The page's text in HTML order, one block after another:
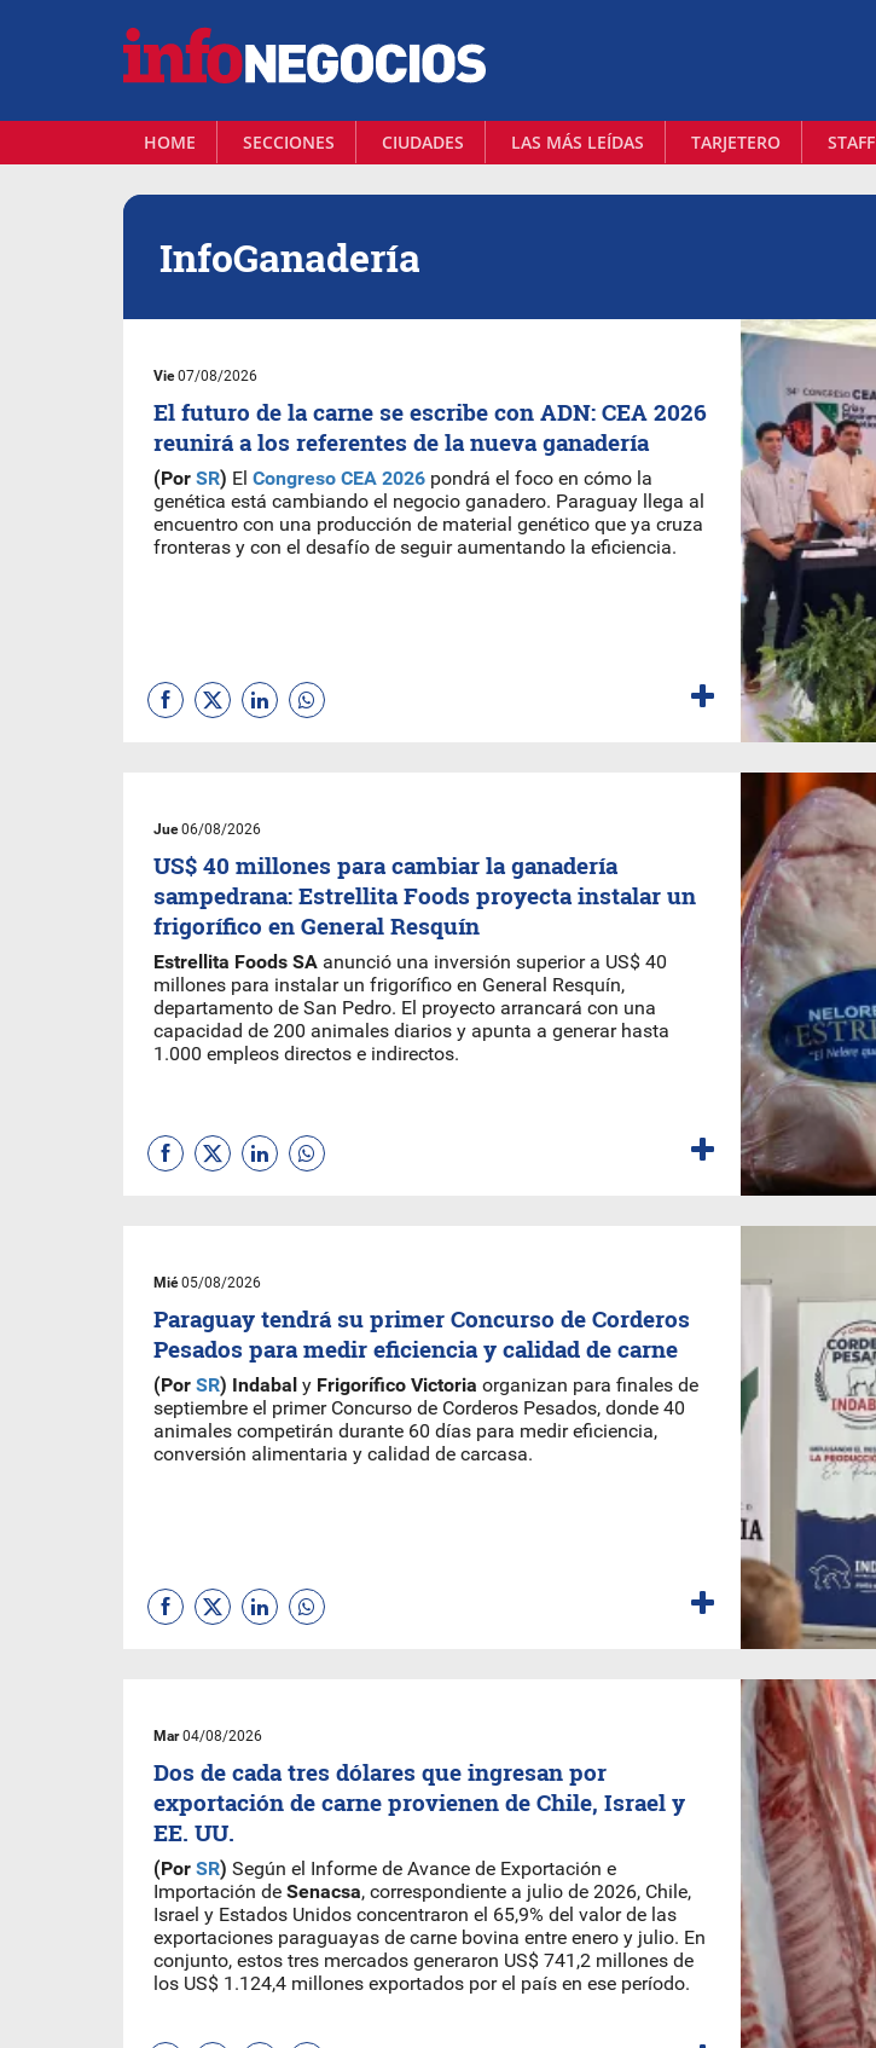
HOME SECCIONES CIUDADES LAS MÁS LEÍDAS TARJETERO STAFF
InfoGanadería
Vie07/08/2026
El futuro de la carne se escribe con ADN: CEA 2026
reunirá a los referentes de la nueva ganadería
(Por SR) El Congreso CEA 2026 pondrá el foco en cómo la
genética está cambiando el negocio ganadero. Paraguay llega al
encuentro con una producción de material genético que ya cruza
fronteras y con el desafío de seguir aumentando la eficiencia.
Jue06/08/2026
US$ 40 millones para cambiar la ganadería
sampedrana: Estrellita Foods proyecta instalar un
frigorífico en General Resquín
Estrellita Foods SA anunció una inversión superior a US$ 40
millones para instalar un frigorífico en General Resquín,
departamento de San Pedro. El proyecto arrancará con una
capacidad de 200 animales diarios y apunta a generar hasta
1.000 empleos directos e indirectos.
Mié05/08/2026
Paraguay tendrá su primer Concurso de Corderos
Pesados para medir eficiencia y calidad de carne
(Por SR) Indabal y Frigorífico Victoria organizan para finales de
septiembre el primer Concurso de Corderos Pesados, donde 40
animales competirán durante 60 días para medir eficiencia,
conversión alimentaria y calidad de carcasa.
Mar04/08/2026
Dos de cada tres dólares que ingresan por
exportación de carne provienen de Chile, Israel y
EE. UU.
(Por SR) Según el Informe de Avance de Exportación e
Importación de Senacsa, correspondiente a julio de 2026, Chile,
Israel y Estados Unidos concentraron el 65,9% del valor de las
exportaciones paraguayas de carne bovina entre enero y julio. En
conjunto, estos tres mercados generaron US$ 741,2 millones de
los US$ 1.124,4 millones exportados por el país en ese período.